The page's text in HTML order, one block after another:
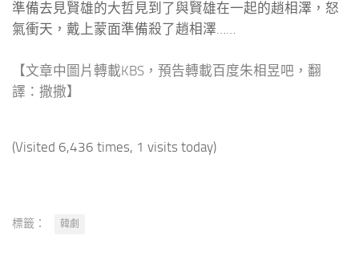
準備去見賢雄的大哲見到了與賢雄在一起的趙相澤，怒
氣衝天，戴上蒙面準備殺了趙相澤……
【文章中圖片轉載KBS，預告轉載百度朱相昱吧，翻
譯：撒撒】
(Visited 6,436 times, 1 visits today)
標籤： 韓劇